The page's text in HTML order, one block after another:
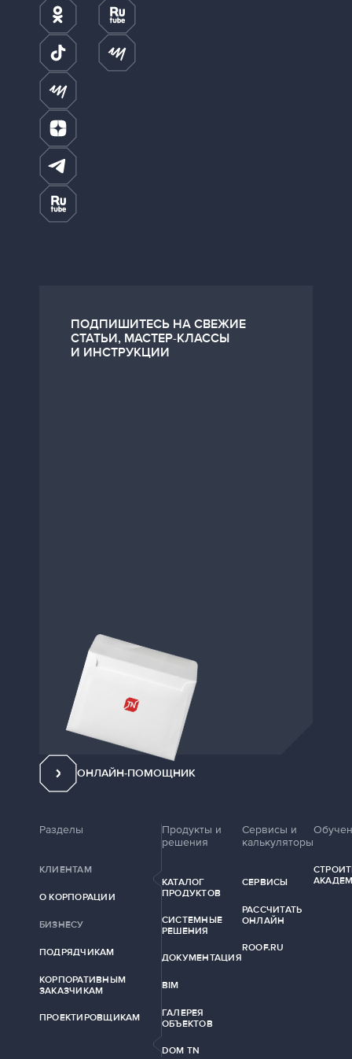
ПОДПИШИТЕСЬ НА СВЕЖИЕ
СТАТЬИ, МАСТЕР-КЛАССЫ
И ИНСТРУКЦИИ
ОНЛАЙН-ПОМОЩНИК
Разделы
КЛИЕНТАМ
О КОРПОРАЦИИ
БИЗНЕСУ
ПОДРЯДЧИКАМ
КОРПОРАТИВНЫМ
ЗАКАЗЧИКАМ
ПРОЕКТИРОВЩИКАМ
Продукты и
решения
КАТАЛОГ
ПРОДУКТОВ
СИСТЕМНЫЕ
РЕШЕНИЯ
ДОКУМЕНТАЦИЯ
BIM
ГАЛЕРЕЯ
ОБЪЕКТОВ
DOM TN
Сервисы и
калькуляторы
СЕРВИСЫ
РАССЧИТАТЬ
ОНЛАЙН
ROOF.RU